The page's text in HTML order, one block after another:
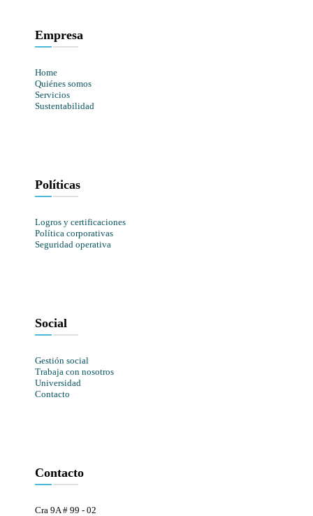
Empresa
Home
Quiénes somos
Servicios
Sustentabilidad
Políticas
Logros y certificaciones
Política corporativas
Seguridad operativa
Social
Gestión social
Trabaja con nosotros
Universidad
Contacto
Contacto
Cra 9A # 99 - 02